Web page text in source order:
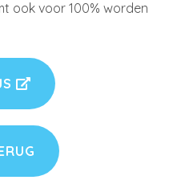
ook voor 100% worden